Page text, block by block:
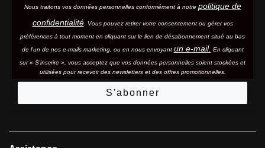
Nous traitons vos données personnelles conformément à notre politique de
confidentialité. Vous pouvez retirer votre consentement ou gérer vos
préférences à tout moment en cliquant sur le lien de désabonnement situé au bas
de l'un de nos e-mails marketing, ou en nous envoyant un e-mail. En cliquant
sur « S'inscrire », vous acceptez que vos données personnelles soient stockées et
utilisées pour recevoir des newsletters et des offres promotionnelles.
S'abonner